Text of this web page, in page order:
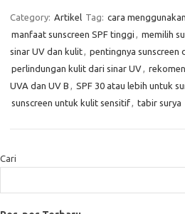
Category: Artikel Tag: cara
manfaat sunscreen SPF tinggi , memilih
sinar UV dan kulit, pentingnya sunscreen
perlindungan kulit dari sinar UV,
UVA dan UV B , SPF 30 atau lebih untuk
sunscreen untuk kulit sensitif, tabir surya
Cari